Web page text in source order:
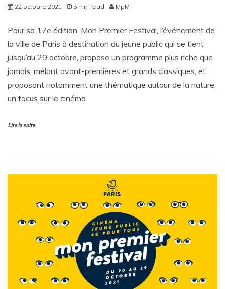
22 octobre 2021 5 min read MpM
Pour sa 17e édition, Mon Premier Festival, l’événement de
la ville de Paris à destination du jeune public qui se tient
jusqu’au 29 octobre, propose un programme plus riche que
jamais, mêlant avant-premières et grands classiques, et
proposant notamment une thématique autour de la nature,
un focus sur le cinéma
Lire la suite